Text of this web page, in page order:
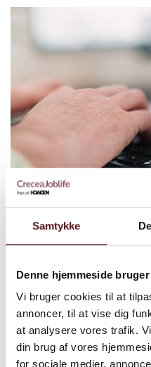
Samtykke
Denne hjemmeside
Vi bruger cookies til at
annoncer, til at vise dig
at analysere vores trafik.
din brug af vores
for sociale medier,
Marts 2020
Gode råd for at få det
Oktober 2019